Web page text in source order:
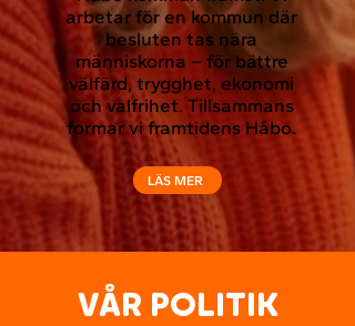
arbetar för en kommun där
besluten tas nära
människorna – för bättre
välfärd, trygghet, ekonomi
och valfrihet. Tillsammans
formar vi framtidens Håbo.
LÄS MER
VÅR POLITIK